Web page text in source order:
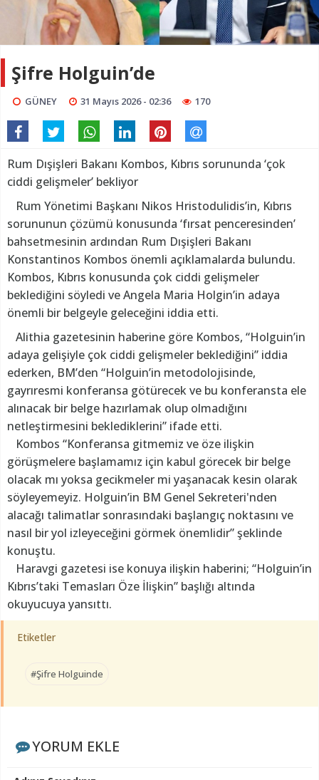
Şifre Holguin’de
GÜNEY 31 Mayıs 2026 - 02:36 170
Rum Dışişleri Bakanı Kombos, Kıbrıs sorununda ‘çok
ciddi gelişmeler’ bekliyor
Rum Yönetimi Başkanı Nikos Hristodulidis’in, Kıbrıs
sorununun çözümü konusunda ‘fırsat penceresinden’
bahsetmesinin ardından Rum Dışişleri Bakanı
Konstantinos Kombos önemli açıklamalarda bulundu.
Kombos, Kıbrıs konusunda çok ciddi gelişmeler
beklediğini söyledi ve Angela Maria Holgin’in adaya
önemli bir belgeyle geleceğini iddia etti.
Alithia gazetesinin haberine göre Kombos, “Holguin’in
adaya gelişiyle çok ciddi gelişmeler beklediğini” iddia
ederken, BM’den “Holguin’in metodolojisinde,
gayrıresmi konferansa götürecek ve bu konferansta ele
alınacak bir belge hazırlamak olup olmadığını
netleştirmesini beklediklerini” ifade etti.
Kombos “Konferansa gitmemiz ve öze ilişkin
görüşmelere başlamamız için kabul görecek bir belge
olacak mı yoksa gecikmeler mi yaşanacak kesin olarak
söyleyemeyiz. Holguin’in BM Genel Sekreteri'nden
alacağı talimatlar sonrasındaki başlangıç noktasını ve
nasıl bir yol izleyeceğini görmek önemlidir” şeklinde
konuştu.
Haravgi gazetesi ise konuya ilişkin haberini; “Holguin’in
Kıbrıs’taki Temasları Öze İlişkin” başlığı altında
okuyucuya yansıttı.
Etiketler
#Şifre Holguinde
YORUM EKLE